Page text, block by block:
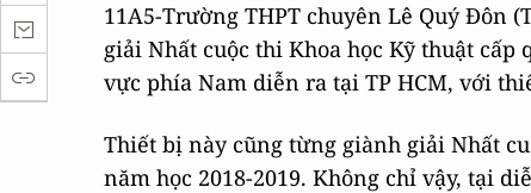
11A5-Trường THPT chuyên Lê Quý Đôn
giải Nhất cuộc thi Khoa học Kỹ thuật cấp
vực phía Nam diễn ra tại TP HCM, với
Thiết bị này cũng từng giành giải Nhất
năm học 2018-2019. Không chỉ vậy, tại